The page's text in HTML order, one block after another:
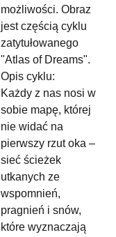
możliwości. Obraz
jest częścią cyklu
zatytułowanego
"Atlas of Dreams".
Opis cyklu:
Każdy z nas nosi w
sobie mapę, której
nie widać na
pierwszy rzut oka –
sieć ścieżek
utkanych ze
wspomnień,
pragnień i snów,
które wyznaczają